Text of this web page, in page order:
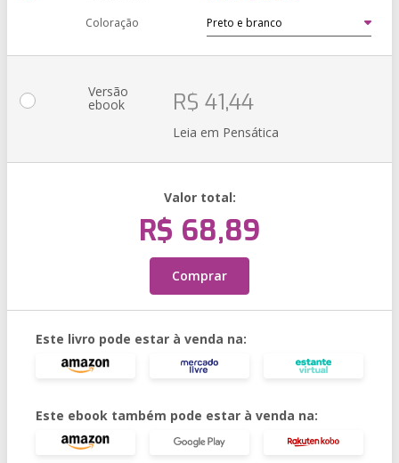
Coloração
Versão
ebook R$ 41,44
Leia em Pensática
Valor total:
R$ 68,89
Comprar
Este livro pode estar à venda na:
Este ebook também pode estar à venda na: